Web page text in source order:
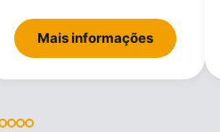
Mais informações